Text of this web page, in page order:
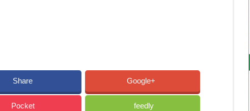
Share Google+
Pocket feedly